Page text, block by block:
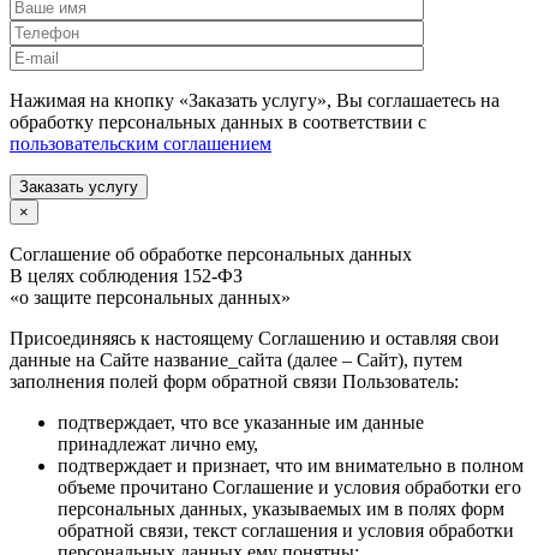
Нажимая на кнопку «Заказать услугу», Вы соглашаетесь на
обработку персональных данных в соответствии с
пользовательским соглашением
Заказать услугу
×
Соглашение об обработке персональных данных
В целях соблюдения 152-ФЗ
«о защите персональных данных»
Присоединяясь к настоящему Соглашению и оставляя свои
данные на Сайте название_сайта (далее – Сайт), путем
заполнения полей форм обратной связи Пользователь:
подтверждает, что все указанные им данные
принадлежат лично ему,
подтверждает и признает, что им внимательно в полном
объеме прочитано Соглашение и условия обработки его
персональных данных, указываемых им в полях форм
обратной связи, текст соглашения и условия обработки